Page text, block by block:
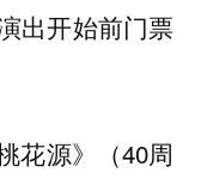
出开始前门票
花源》（40周